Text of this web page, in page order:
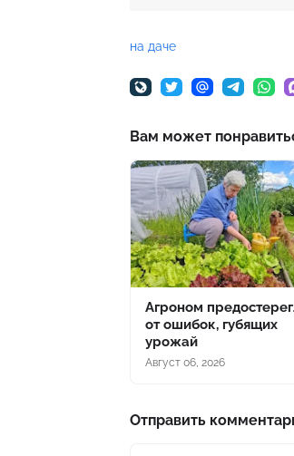
на даче
Вам может
Агроном
от ошибок, губящих
урожай
Август 06, 2026
Отправить